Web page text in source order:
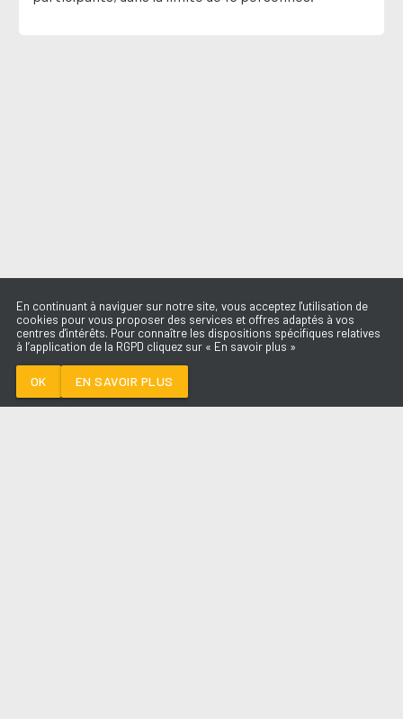
En continuant à naviguer sur notre site, vous acceptez l'utilisation de
cookies pour vous proposer des services et offres adaptés à vos
centres d'intérêts. Pour connaître les dispositions spécifiques relatives
à l’application de la RGPD cliquez sur « En savoir plus »
OK EN SAVOIR PLUS